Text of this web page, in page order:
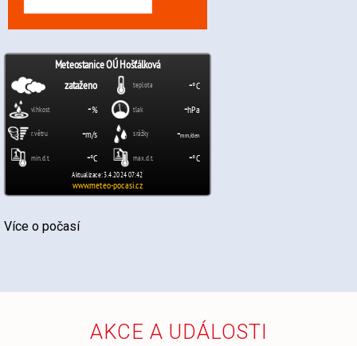
Více o počasí
AKCE A UDÁLOSTI